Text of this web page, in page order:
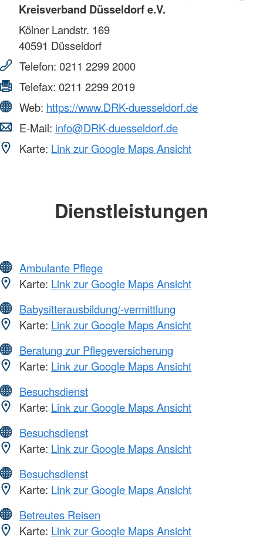
Kreisverband Düsseldorf e.V.
Kölner Landstr. 169
40591 Düsseldorf
Telefon: 0211 2299 2000
Telefax: 0211 2299 2019
Web: https://www.DRK-duesseldorf.de
E-Mail: info@DRK-duesseldorf.de
Karte: Link zur Google Maps Ansicht
Dienstleistungen
Ambulante Pflege
Karte: Link zur Google Maps Ansicht
Babysitterausbildung/-vermittlung
Karte: Link zur Google Maps Ansicht
Beratung zur Pflegeversicherung
Karte: Link zur Google Maps Ansicht
Besuchsdienst
Karte: Link zur Google Maps Ansicht
Besuchsdienst
Karte: Link zur Google Maps Ansicht
Besuchsdienst
Karte: Link zur Google Maps Ansicht
Betreutes Reisen
Karte: Link zur Google Maps Ansicht